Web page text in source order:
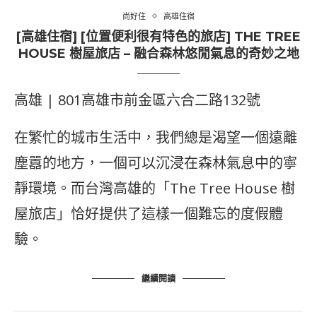
尚好住 高雄住宿
[高雄住宿] [位置便利很有特色的旅店] THE TREE
HOUSE 樹屋旅店 – 融合森林悠閒氣息的奇妙之地
高雄 | 801高雄市前金區六合二路132號
在繁忙的城市生活中，我們總是渴望一個遠離
塵囂的地方，一個可以沉浸在森林氣息中的寧
靜環境。而台灣高雄的「The Tree House 樹
屋旅店」恰好提供了這樣一個難忘的度假體
驗。
繼續閱讀